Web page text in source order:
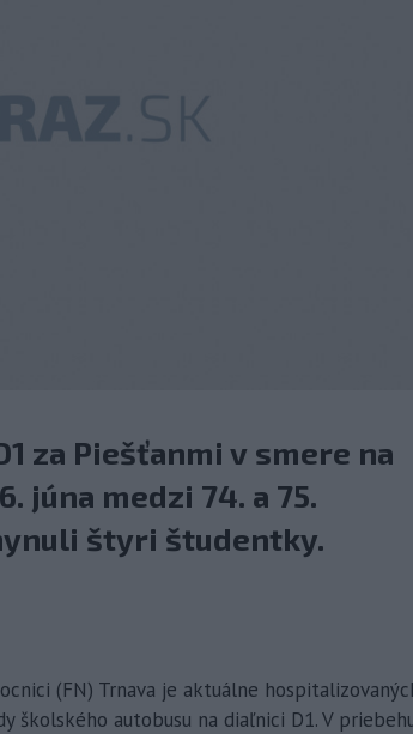
za Piešťanmi v smere na
júna medzi 74. a 75.
štyri študentky.
(FN) Trnava je aktuálne
školského autobusu na diaľnici D1. V